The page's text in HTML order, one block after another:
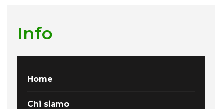
Info
Home
Chi siamo